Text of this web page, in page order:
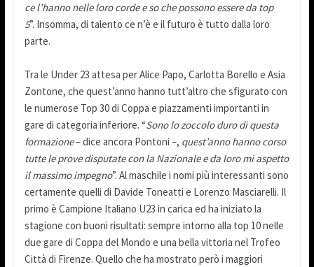
ce l’hanno nelle loro corde e so che possono essere da top
5”. Insomma, di talento ce n’è e il futuro è tutto dalla loro
parte.
Tra le Under 23 attesa per Alice Papo, Carlotta Borello e Asia
Zontone, che quest’anno hanno tutt’altro che sfigurato con
le numerose Top 30 di Coppa e piazzamenti importanti in
gare di categoria inferiore. “Sono lo zoccolo duro di questa
formazione– dice ancora Pontoni –, quest’anno hanno corso
tutte le prove disputate con la Nazionale e da loro mi aspetto
il massimo impegno”. Al maschile i nomi più interessanti sono
certamente quelli di Davide Toneatti e Lorenzo Masciarelli. Il
primo è Campione Italiano U23 in carica ed ha iniziato la
stagione con buoni risultati: sempre intorno alla top 10 nelle
due gare di Coppa del Mondo e una bella vittoria nel Trofeo
Città di Firenze. Quello che ha mostrato però i maggiori